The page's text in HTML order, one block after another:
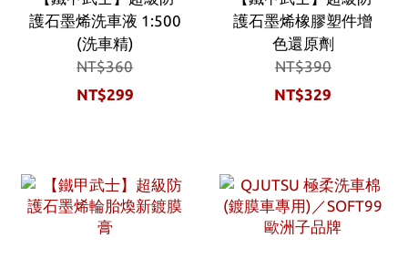
護石墨烯洗車液 1:500
(洗車精)
NT$360
NT$299
護石墨烯橡膠塑件增
色還原劑
NT$390
NT$329